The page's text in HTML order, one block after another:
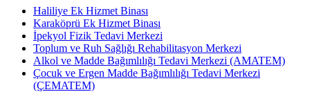
Haliliye Ek Hizmet Binası
Karaköprü Ek Hizmet Binası
İpekyol Fizik Tedavi Merkezi
Toplum ve Ruh Sağlığı Rehabilitasyon Merkezi
Alkol ve Madde Bağımlılığı Tedavi Merkezi (AMATEM)
Çocuk ve Ergen Madde Bağımlılığı Tedavi Merkezi
(ÇEMATEM)